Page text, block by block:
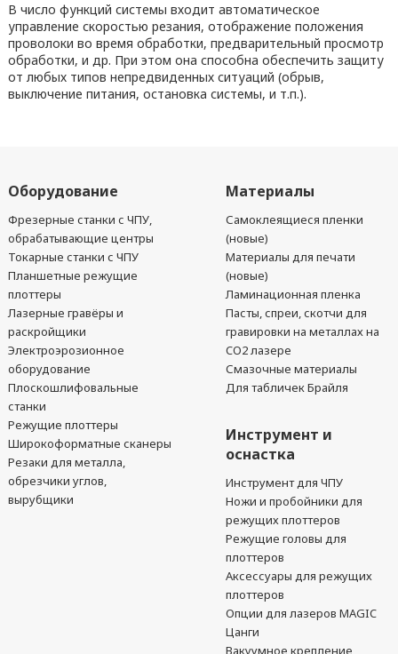
В число функций системы входит автоматическое
управление скоростью резания, отображение положения
проволоки во время обработки, предварительный просмотр
обработки, и др. При этом она способна обеспечить защиту
от любых типов непредвиденных ситуаций (обрыв,
выключение питания, остановка системы, и т.п.).
Оборудование
Фрезерные станки с ЧПУ,
обрабатывающие центры
Токарные станки с ЧПУ
Планшетные режущие
плоттеры
Лазерные гравёры и
раскройщики
Электроэрозионное
оборудование
Плоскошлифовальные
станки
Режущие плоттеры
Широкоформатные сканеры
Резаки для металла,
обрезчики углов,
вырубщики
Материалы
Самоклеящиеся пленки
(новые)
Материалы для печати
(новые)
Ламинационная пленка
Пасты, спреи, скотчи для
гравировки на металлах на
CO2 лазере
Смазочные материалы
Для табличек Брайля
Инструмент и
оснастка
Инструмент для ЧПУ
Ножи и пробойники для
режущих плоттеров
Режущие головы для
плоттеров
Аксессуары для режущих
плоттеров
Опции для лазеров MAGIC
Цанги
Вакуумное крепление